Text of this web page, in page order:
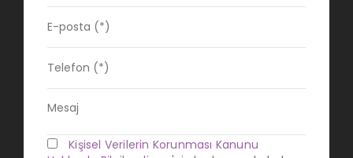
Kişisel Verilerin Korunması Kanunu